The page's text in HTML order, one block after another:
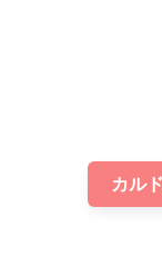
カル